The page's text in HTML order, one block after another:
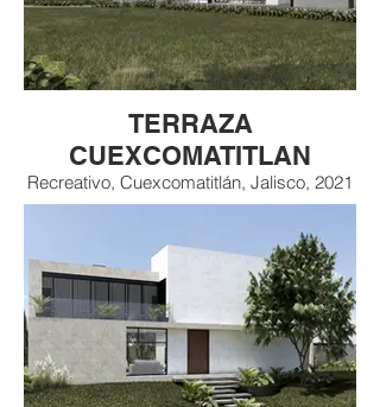
TERRAZA
CUEXCOMATITLAN
Recreativo, Cuexcomatitlán, Jalisco, 2021